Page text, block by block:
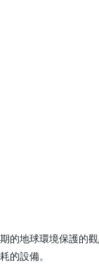
的地球環境保護的
的設備。